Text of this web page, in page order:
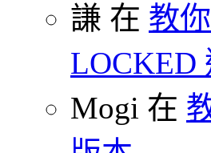
謙 在 教
LOCKED
Mogi 在